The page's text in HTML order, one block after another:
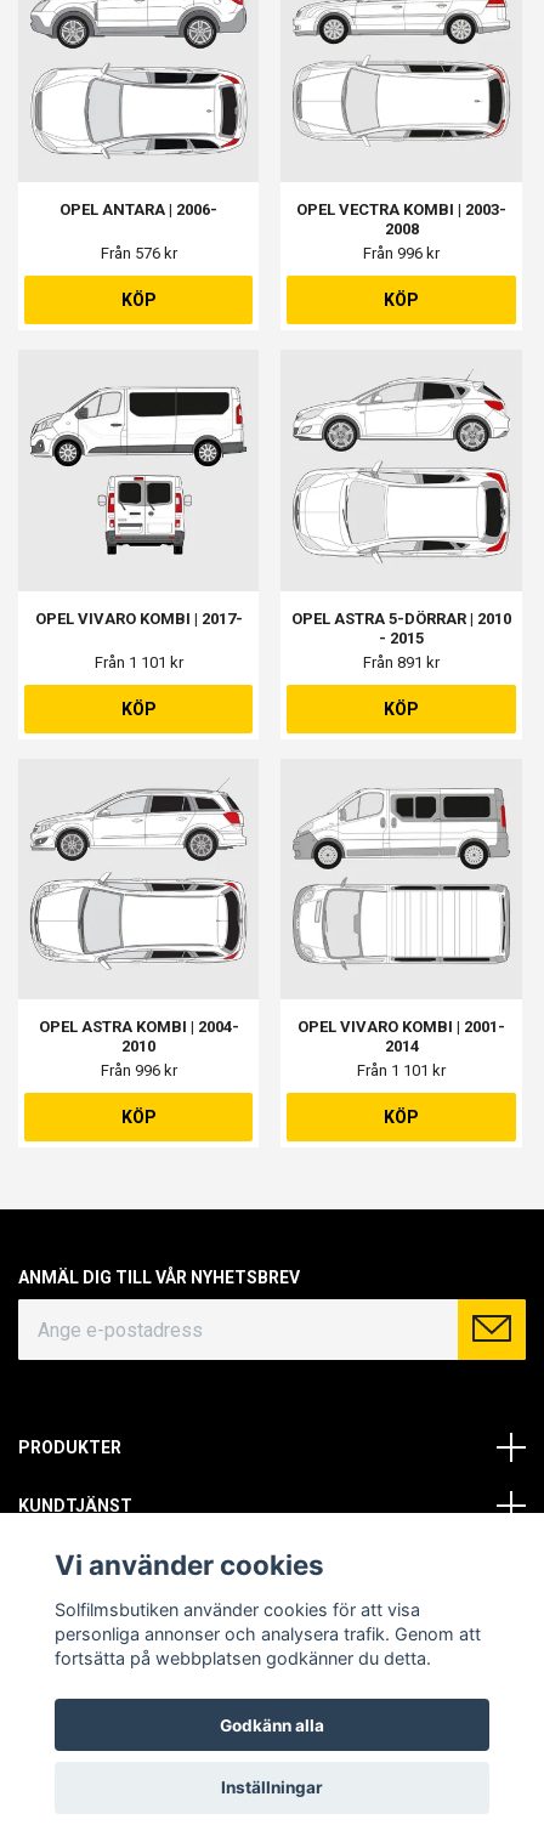
OPEL ANTARA | 2006-
Från 576 kr
KÖP
OPEL VECTRA KOMBI | 2003-
2008
Från 996 kr
KÖP
OPEL VIVARO KOMBI | 2017-
Från 1 101 kr
KÖP
OPEL ASTRA 5-DÖRRAR | 2010
- 2015
Från 891 kr
KÖP
OPEL ASTRA KOMBI | 2004-
2010
Från 996 kr
KÖP
OPEL VIVARO KOMBI | 2001-
2014
Från 1 101 kr
KÖP
ANMÄL DIG TILL VÅR NYHETSBREV
PRODUKTER
KUNDTJÄNST
OM OSS
SOCIALA MEDIER
© Copyright 2026 Solfilmsbutiken. All rights reserved.
Vi använder cookies
Solfilmsbutiken använder cookies för att visa
personliga annonser och analysera trafik. Genom att
fortsätta på webbplatsen godkänner du detta.
Godkänn alla
Inställningar